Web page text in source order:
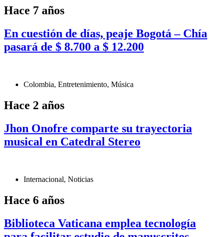
Hace 7 años
En cuestión de días, peaje Bogotá – Chía
pasará de $ 8.700 a $ 12.200
Colombia, Entretenimiento, Música
Hace 2 años
Jhon Onofre comparte su trayectoria
musical en Catedral Stereo
Internacional, Noticias
Hace 6 años
Biblioteca Vaticana emplea tecnología